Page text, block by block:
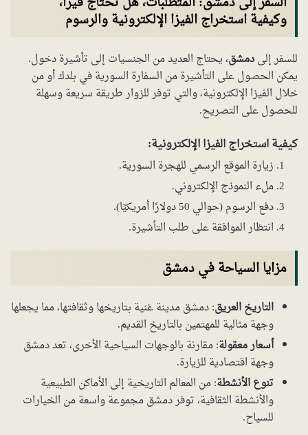
وكيفية استخراج الفيزا الإلكترونية والرسوم
للسفر إلىدمشق، يحتاج العديد من الجنسيات إلى تأشيرة دخول.
يمكن الحصول على التأشيرة من السفارة السورية في بلدك أو من
خلال الفيزا الإلكترونية، والتي توفر للزوار طريقة سريعة وسهلة
للحصول على التصريح.
كيفية استخراج الفيزا الإلكترونية:
زيارة الموقع الرسمي للهجرة السورية.
ملء النموذج الإلكتروني.
دفع الرسوم (حوالي 50 دولارًا أمريكيًا).
انتظار الموافقة على طلب التأشيرة.
مزايا السياحة في دمشق
التاريخ العريق: دمشق مدينة غنية بتاريخها وثقافتها، مما يجعلها
وجهة مثالية للمهتمين بالتاريخ القديم.
أسعار معقولة: مقارنة بالوجهات السياحية الأخرى، تعد دمشق
وجهة اقتصادية للزيارة.
تنوع الأنشطة: من المعالم التاريخية إلى الأماكن الطبيعية
والأنشطة الثقافية، توفر دمشق مجموعة واسعة من الخيارات
للسياح.